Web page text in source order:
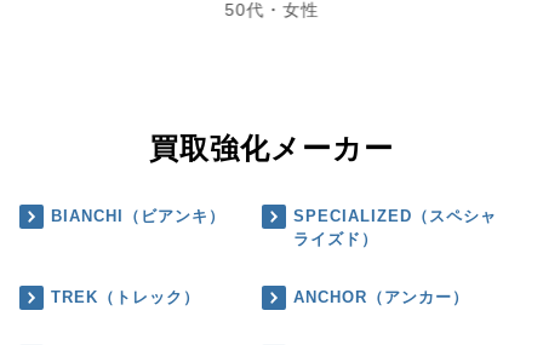
50代・女性
買取強化メーカー
BIANCHI（ビアンキ）
SPECIALIZED（スペシャ
ライズド）
TREK（トレック） ANCHOR（アンカー）